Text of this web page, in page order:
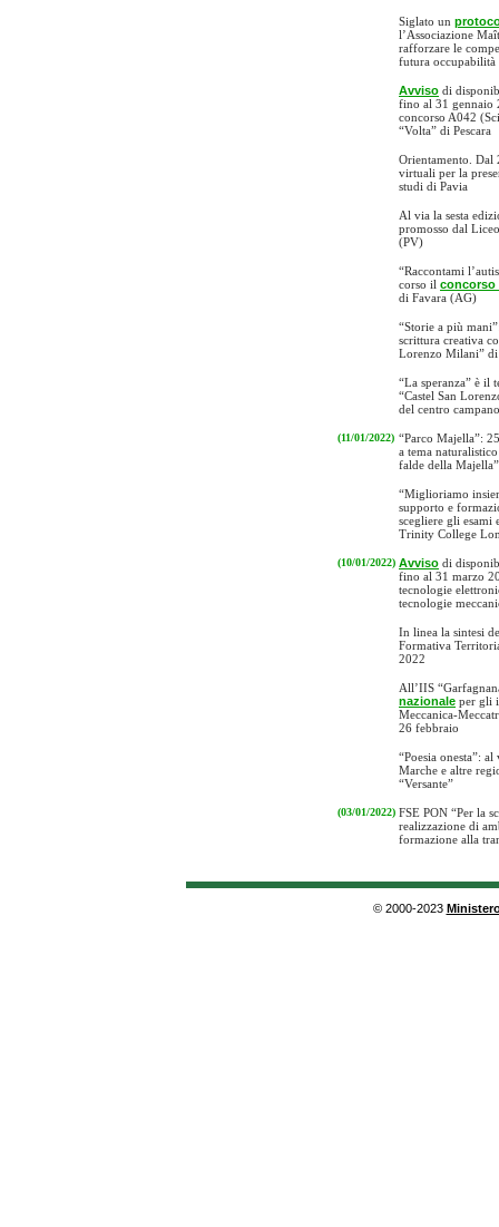
Siglato un
l’Associazione
rafforzare le
futura occupabilità
Avviso di
fino al 31 gennaio
concorso A042
“Volta” di Pescara
Orientamento.
virtuali per la
studi di Pavia
Al via la sesta
promosso dal
(PV)
“Raccontami
corso il concorso
di Favara (AG)
“Storie a più
scrittura creativa
Lorenzo Milani”
“La speranza” è il
“Castel San
del centro campano
(11/01/2022) “Parco Majella”:
a tema
falde della Majella”
“Miglioriamo
supporto e
scegliere gli esami
Trinity College
(10/01/2022) Avviso di
fino al 31 marzo
tecnologie
tecnologie
In linea la sintesi
Formativa
2022
All’IIS
nazionale per gli
Meccanica-
26 febbraio
“Poesia onesta”:
Marche e altre
“Versante”
(03/01/2022) FSE PON “Per la
realizzazione di
formazione alla
© 2000-2023